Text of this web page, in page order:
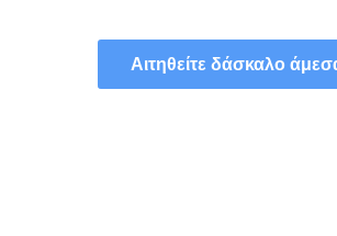
Αιτηθείτε δάσκαλο